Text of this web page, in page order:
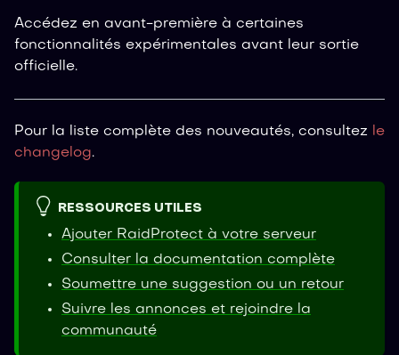
Accédez en avant-première à certaines
fonctionnalités expérimentales avant leur sortie
officielle.
Pour la liste complète des nouveautés, consultez le
changelog.
RESSOURCES UTILES
Ajouter RaidProtect à votre serveur
Consulter la documentation complète
Soumettre une suggestion ou un retour
Suivre les annonces et rejoindre la
communauté